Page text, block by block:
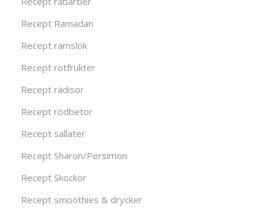
Recept Ramadan
Recept ramslök
Recept rotfrukter
Recept rädisor
Recept rödbetor
Recept sallater
Recept Sharon/Persimon
Recept Skockor
Recept smoothies & drycker